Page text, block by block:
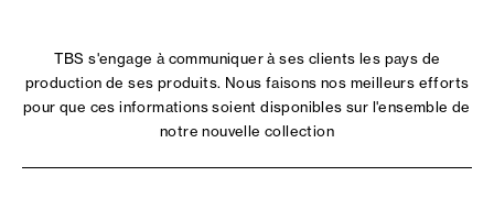
TBS s'engage à communiquer à ses clients les pays de
production de ses produits. Nous faisons nos meilleurs efforts
pour que ces informations soient disponibles sur l'ensemble de
notre nouvelle collection